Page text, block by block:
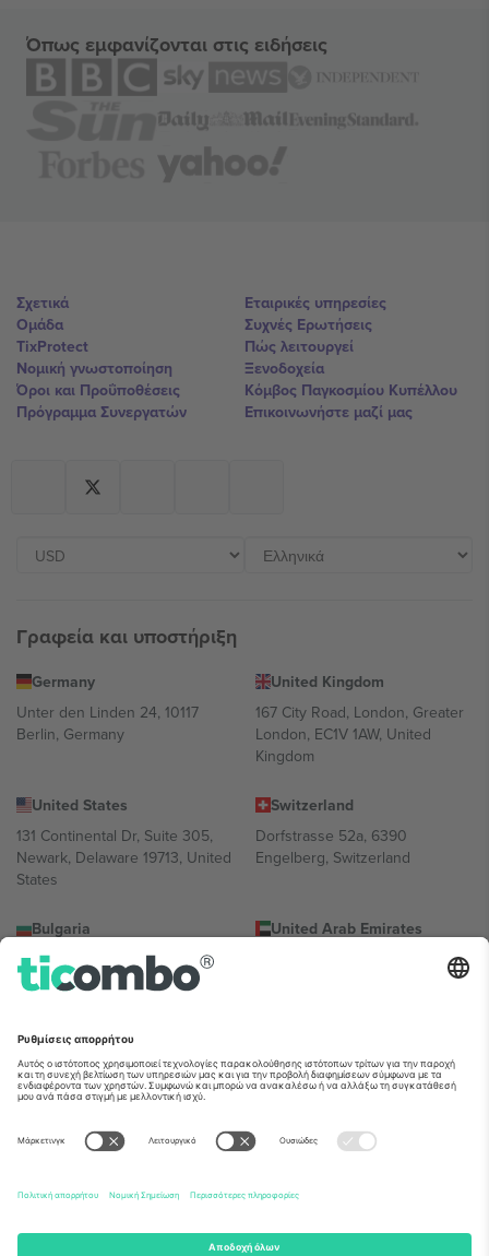
Όπως εμφανίζονται στις ειδήσεις
Σχετικά
Ομάδα
TixProtect
Νομική γνωστοποίηση
Όροι και Προΰποθέσεις
Πρόγραμμα Συνεργατών
Εταιρικές υπηρεσίες
Συχνές Ερωτήσεις
Πώς λειτουργεί
Ξενοδοχεία
Κόμβος Παγκοσμίου Κυπέλλου
Επικοινωνήστε μαζί μας
Γραφεία και υποστήριξη
Germany
Unter den Linden 24, 10117
Berlin, Germany
United Kingdom
167 City Road, London, Greater
London, EC1V 1AW, United
Kingdom
United States
131 Continental Dr, Suite 305,
Newark, Delaware 19713, United
States
Switzerland
Dorfstrasse 52a, 6390
Engelberg, Switzerland
Bulgaria
Regus Sofia City West, bul
Totleben 53-55, 1606 Sofia,
United Arab Emirates
UAE Dubai Silicon Oasis, DDP
Building A1, Office 302, Dubai,
Mexico
Av Chapultepec 360, Roma
Norte, Cuauhtémoc, 06700
Ciudad de México, CDMX,
Mexico
Η νομική οντότητα του παρόχου πλατφόρμας ενδέχεται να
τομέα. Για λεπτομέρειες ανατρέξτε στη σελίδα της συγκεκριμένης